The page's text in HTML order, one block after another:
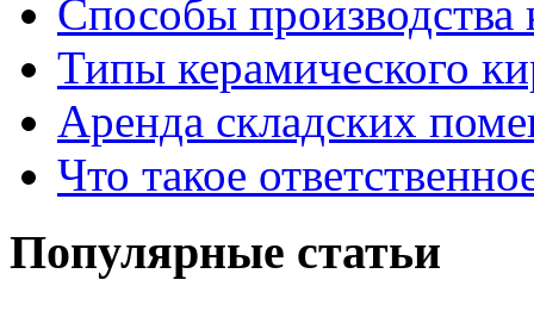
Способы производства
Типы керамического
Аренда складских
Что такое
Популярные статьи